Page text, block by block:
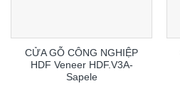
CỬA GỖ CÔNG NGHIỆP
HDF Veneer HDF.V3A-
Sapele